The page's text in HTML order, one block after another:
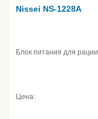
Nissei NS-1228A
Блок питания для рации
Цена: